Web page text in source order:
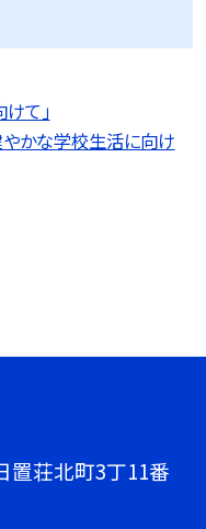
て」
やかな学校生活に向け
置荘北町3丁11番